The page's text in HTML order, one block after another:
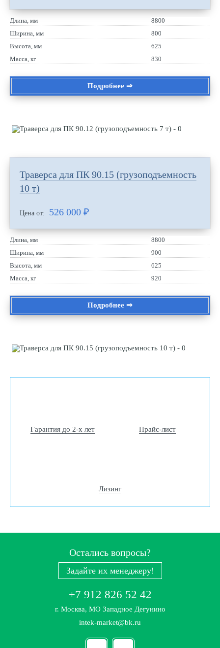
Длина, мм
8800
Ширина, мм
800
Высота, мм
625
Масса, кг
830
Подробнее ⇒
Траверса для ПК 90.15 (грузоподъемность
10 т)
Цена от: 526 000 ₽
Длина, мм
8800
Ширина, мм
900
Высота, мм
625
Масса, кг
920
Подробнее ⇒
Гарантия до 2-х лет Прайс-лист
Лизинг
Остались вопросы?
Задайте их менеджеру!
+7 912 826 52 42
г. Москва, МО Западное Дегунино
intek-market@bk.ru